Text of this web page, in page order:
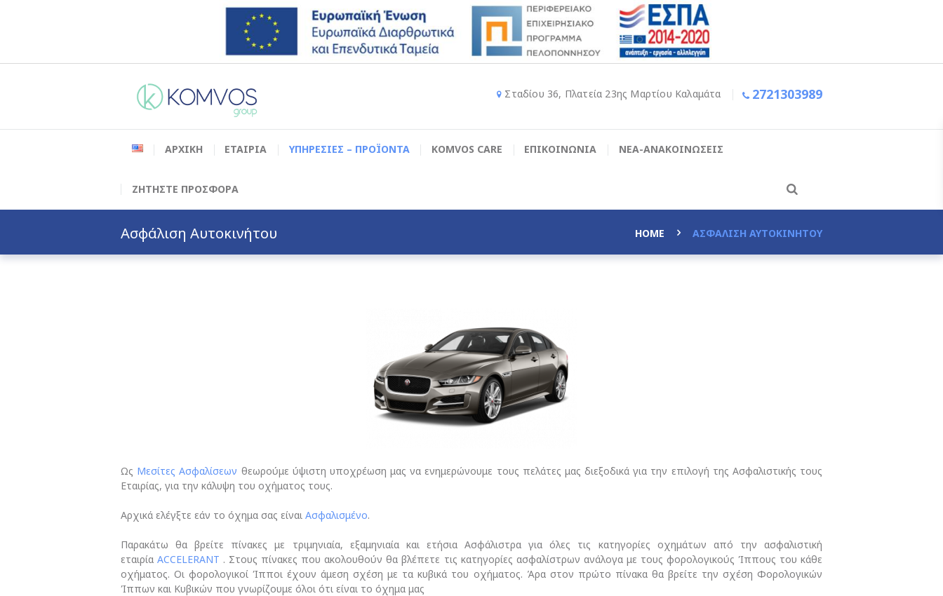
2721303989
Σταδίου 36, Πλατεία 23ης Μαρτίου Καλαμάτα
ΑΡΧΙΚΗ ΕΤΑΙΡΙΑ ΥΠΗΡΕΣΙΕΣ – ΠΡΟΪΟΝΤΑ KOMVOS CARE ΕΠΙΚΟΙΝΩΝΙΑ ΝΕΑ-ΑΝΑΚΟΙΝΩΣΕΙΣ
ΖΗΤΗΣΤΕ ΠΡΟΣΦΟΡΑ
Ασφάλιση Αυτοκινήτου HOME ΑΣΦΑΛΙΣΗ ΑΥΤΟΚΙΝΗΤΟΥ
Ως Μεσίτες Ασφαλίσεων θεωρούμε ύψιστη υποχρέωση μας να ενημερώνουμε τους πελάτες μας διεξοδικά για την επιλογή της Ασφαλιστικής τους
Εταιρίας, για την κάλυψη του οχήματος τους.
Αρχικά ελέγξτε εάν το όχημα σας είναι Ασφαλισμένο.
Παρακάτω θα βρείτε πίνακες με τριμηνιαία, εξαμηνιαία και ετήσια Ασφάλιστρα για όλες τις κατηγορίες οχημάτων από την ασφαλιστική
εταιρίαACCELERANT . Στους πίνακες που ακολουθούν θα βλέπετε τις κατηγορίες ασφαλίστρων ανάλογα με τους φορολογικούς Ίππους του κάθε
οχήματος. Οι φορολογικοί Ίπποι έχουν άμεση σχέση με τα κυβικά του οχήματος. Άρα στον πρώτο πίνακα θα βρείτε την σχέση Φορολογικών
Ίππων και Κυβικών που γνωρίζουμε όλοι ότι είναι το όχημα μας